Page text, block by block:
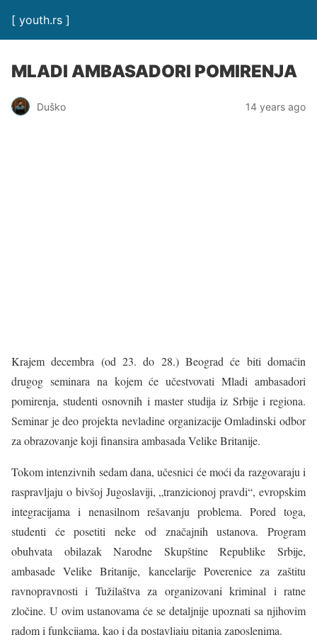
[ youth.rs ]
MLADI AMBASADORI POMIRENJA
Duško 14 years ago
Krajem decembra (od 23. do 28.) Beograd će biti domaćin
drugog seminara na kojem će učestvovati Mladi ambasadori
pomirenja, studenti osnovnih i master studija iz Srbije i regiona.
Seminar je deo projekta nevladine organizacije Omladinski odbor
za obrazovanje koji finansira ambasada Velike Britanije.
Tokom intenzivnih sedam dana, učesnici će moći da razgovaraju i
raspravljaju o bivšoj Jugoslaviji, „tranzicionoj pravdi“, evropskim
integracijama i nenasilnom rešavanju problema. Pored toga,
studenti će posetiti neke od značajnih ustanova. Program
obuhvata obilazak Narodne Skupštine Republike Srbije,
ambasade Velike Britanije, kancelarije Poverenice za zaštitu
ravnopravnosti i Tužilaštva za organizovani kriminal i ratne
zločine. U ovim ustanovama će se detaljnije upoznati sa njihovim
radom i funkcijama, kao i da postavljaju pitanja zaposlenima.